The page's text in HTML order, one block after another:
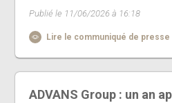
Publié le 11/06/2026 à 16:18
Lire le communiqué de presse
ADVANS Group : un an